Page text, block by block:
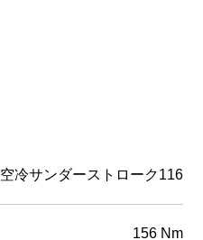
空冷サンダーストローク116
156 Nm